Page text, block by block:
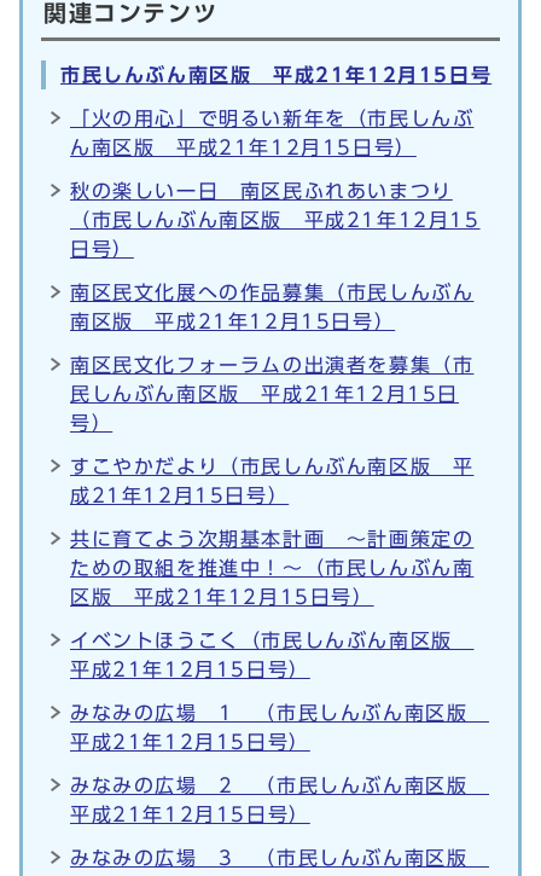
関連コンテンツ
市民しんぶん南区版 平成21年12月15日号
「火の用心」で明るい新年を（市民しんぶ
ん南区版 平成21年12月15日号）
秋の楽しい一日 南区民ふれあいまつり
（市民しんぶん南区版 平成21年12月15
日号）
南区民文化展への作品募集（市民しんぶん
南区版 平成21年12月15日号）
南区民文化フォーラムの出演者を募集（市
民しんぶん南区版 平成21年12月15日
号）
すこやかだより（市民しんぶん南区版 平
成21年12月15日号）
共に育てよう次期基本計画 ～計画策定の
ための取組を推進中！～（市民しんぶん南
区版 平成21年12月15日号）
イベントほうこく（市民しんぶん南区版
平成21年12月15日号）
みなみの広場 1 （市民しんぶん南区版
平成21年12月15日号）
みなみの広場 2 （市民しんぶん南区版
平成21年12月15日号）
みなみの広場 3 （市民しんぶん南区版